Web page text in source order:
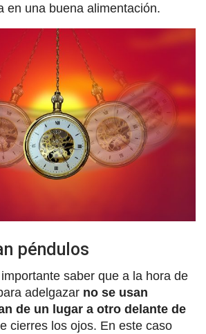
en una buena alimentación.
péndulos
saber que a la hora de
adelgazar no se usan
de un lugar a otro delante de
cierres los ojos. En este caso